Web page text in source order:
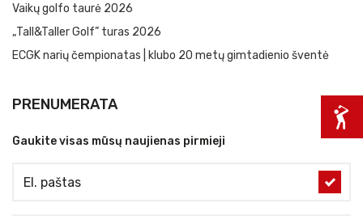
Vaikų golfo taurė 2026
„Tall&Taller Golf” turas 2026
ECGK narių čempionatas | klubo 20 metų gimtadienio šventė
PRENUMERATA
Gaukite visas mūsų naujienas pirmieji